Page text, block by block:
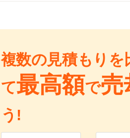
複数の見積もりを
て最高額で売
う!